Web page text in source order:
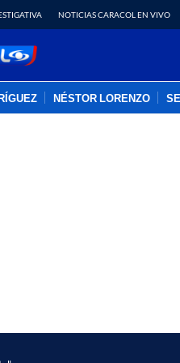
NOTICIAS CARACOL EN VIVO
NÉSTOR LORENZO